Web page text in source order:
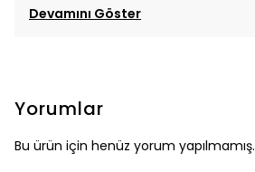
Devamını Göster
Yorumlar
Bu ürün için henüz yorum yapılmamış.